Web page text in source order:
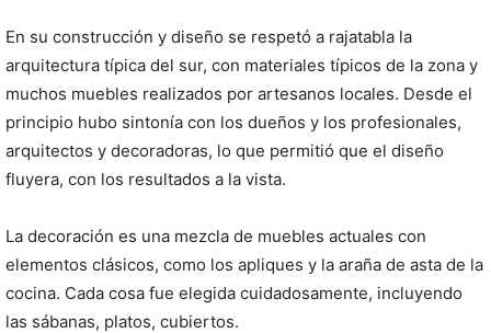
En su construcción y diseño se respetó a rajatabla la
arquitectura típica del sur, con materiales típicos de la zona y
muchos muebles realizados por artesanos locales. Desde el
principio hubo sintonía con los dueños y los profesionales,
arquitectos y decoradoras, lo que permitió que el diseño
fluyera, con los resultados a la vista.
La decoración es una mezcla de muebles actuales con
elementos clásicos, como los apliques y la araña de asta de la
cocina. Cada cosa fue elegida cuidadosamente, incluyendo
las sábanas, platos, cubiertos.